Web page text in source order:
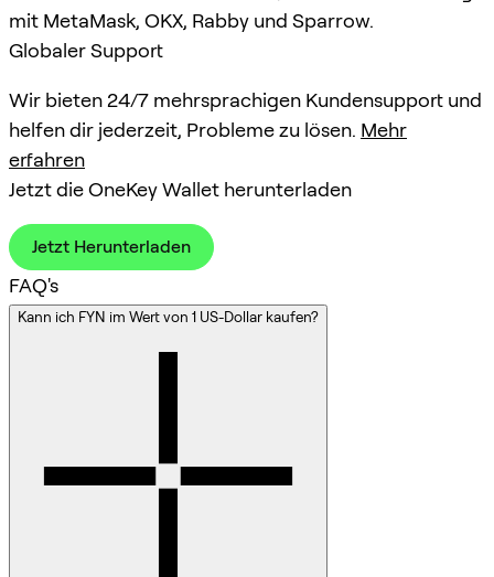
mit MetaMask, OKX, Rabby und Sparrow.
Globaler Support
Wir bieten 24/7 mehrsprachigen Kundensupport und
helfen dir jederzeit, Probleme zu lösen. Mehr
erfahren
Jetzt die OneKey Wallet herunterladen
Jetzt Herunterladen
FAQ's
Kann ich FYN im Wert von 1 US-Dollar kaufen?